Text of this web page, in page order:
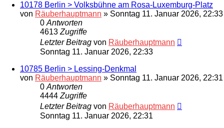
10178 Berlin > Volksbühne am Rosa-Luxemburg-Platz
von Räuberhauptmann » Sonntag 11. Januar 2026, 22:33
0 Antworten
4613 Zugriffe
Letzter Beitrag von Räuberhauptmann
Sonntag 11. Januar 2026, 22:33
10785 Berlin > Lessing-Denkmal
von Räuberhauptmann » Sonntag 11. Januar 2026, 22:31
0 Antworten
4444 Zugriffe
Letzter Beitrag von Räuberhauptmann
Sonntag 11. Januar 2026, 22:31